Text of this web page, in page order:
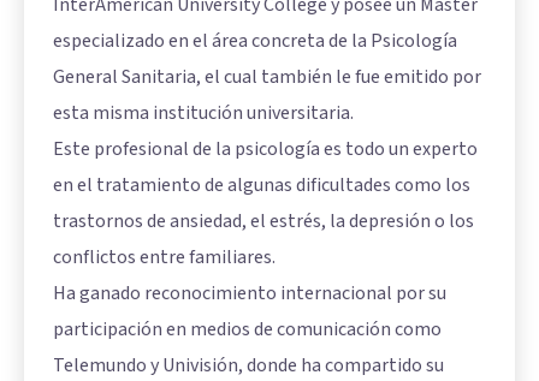
especializado en el área concreta de la Psicología
General Sanitaria, el cual también le fue emitido por
esta misma institución universitaria.
Este profesional de la psicología es todo un experto
en el tratamiento de algunas dificultades como los
trastornos de ansiedad, el estrés, la depresión o los
conflictos entre familiares.
Ha ganado reconocimiento internacional por su
participación en medios de comunicación como
Telemundo y Univisión, donde ha compartido su